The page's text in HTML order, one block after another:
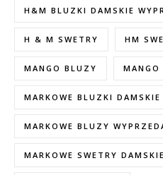
H&M BLUZKI DAMSKIE
H & M SWETRY HM
MANGO BLUZY MANGO
MARKOWE BLUZKI DAMSKIE
MARKOWE BLUZY
MARKOWE SWETRY